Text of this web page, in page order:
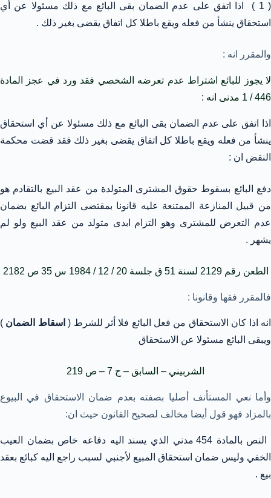
( 1 ) اذا اتفق على عدم الضمان بقى البائع مع ذلك مسئولا عن أي
استحقاق ينشأ من فعله ويقع باطلا كل اتفاق يقضى بغير ذلك .
والمقرر انه :
لا يجوز للبائع اشتراط عدم تعرضه الشخصي فقد ورد في عجز المادة
446 / 1 مدنى انه :
اذا اتفق على عدم الضمان بقى البائع مع ذلك مسئولا عن أي استحقاق
ينشأ من فعله ويقع باطلا كل اتفاق يقضى بغير ذلك فقد قضت محكمة
النقض ان :
دفع البائع بسقوط حقوق المشترى المتولدة من عقد البيع بالتقادم هو
من قبيل المنازعة الممتنعة عليه قانونا بمقتضى التزام البائع بضمان
عدم التعرض للمشترى وهو التزام ابدى متولد من عقد البيع ولو لم
يشهر .
الطعن رقم 2129 لسنة 51 ق جلسة 20 / 12 / 1984 س 35 ص 2182
فالمقرر فقها وقانونا :
انه اذا كان الاستحقاق من فعل البائع فلا أثر للشرط ( اسقاط الضمان )
ويبقى البائع مسئولا عن الاستحقاق
الشربيني – السابق – ج 7 – ص 219
وأما نعي المستأنف أصليا بصفته بعدم ضمان الاستحقاق في البيوع
بالمزاد فهو قول أيضا مخالف لصحيح القانون حيث ان:
النص بالمادة 454 مدني الذي يسند اليه دفاعه خاص بضمان العيب
الخفي وليس ضمان استحقاق المبيع لأجنبي لسبب راجع اليه كبائع بعقد
بيع .